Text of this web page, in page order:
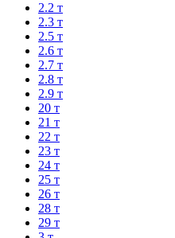
2.2 т
2.3 т
2.5 т
2.6 т
2.7 т
2.8 т
2.9 т
20 т
21 т
22 т
23 т
24 т
25 т
26 т
28 т
29 т